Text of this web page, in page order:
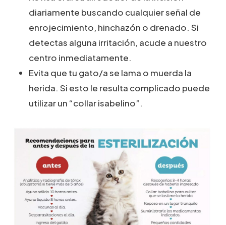
diariamente buscando cualquier señal de
enrojecimiento, hinchazón o drenado. Si
detectas alguna irritación, acude a nuestro
centro inmediatamente.
Evita que tu gato/a se lama o muerda la
herida. Si esto le resulta complicado puede
utilizar un “collar isabelino”.